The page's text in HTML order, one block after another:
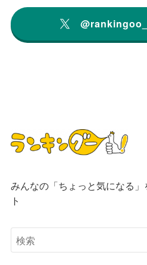
みんなの「ちょっと気になる
ト